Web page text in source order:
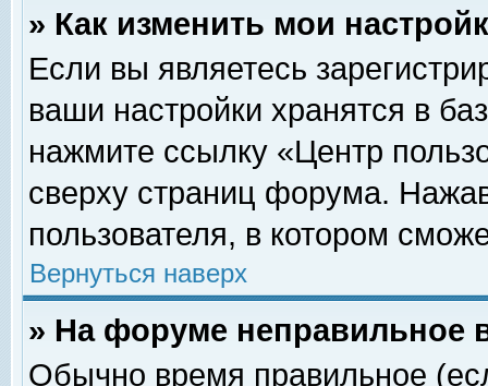
» Как изменить мои
Если вы являетесь
ваши настройки хранятся в
нажмите ссылку «Центр
сверху страниц форума.
пользователя, в котором
Вернуться наверх
» На форуме неправильное
Обычно время правильное